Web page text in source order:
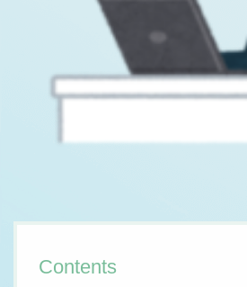
Contents